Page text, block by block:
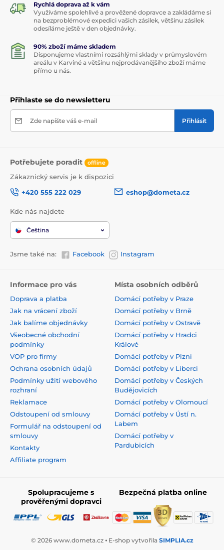
Rychlá doprava až k vám
Využíváme spolehlivé a prověžené dopravce a zakládáme si
na bezproblémové expedici vašich zásilek, většinu zásilek
odesíláme ještě v den objednávky.
90% zboží máme skladem
Disponujeme vlastními rozsáhlými sklady v průmyslovém
areálu v Karviné a většinu nejprodávanějšího zboží máme
přímo u nás.
Přihlaste se do newsletteru
Zde napište váš e-mail Přihlásit
Potřebujete poradit offline
Zákaznický servis je k dispozici
+420 555 222 029
eshop@dometa.cz
Kde nás najdete
Čeština
Jsme také na: Facebook Instagram
Informace pro vás
Doprava a platba
Jak na vrácení zboží
Jak balíme objednávky
Všeobecné obchodní
podmínky
VOP pro firmy
Ochrana osobních údajů
Podmínky užití webového
rozhraní
Reklamace
Odstoupení od smlouvy
Formulář na odstoupení od
smlouvy
Kontakty
Affiliate program
Místa osobních odběrů
Domácí potřeby v Praze
Domácí potřeby v Brně
Domácí potřeby v Ostravě
Domácí potřeby v Hradci
Králové
Domácí potřeby v Plzni
Domácí potřeby v Liberci
Domácí potřeby v Českých
Budějovicích
Domácí potřeby v Olomoucí
Domácí potřeby v Ústí n.
Labem
Domácí potřeby v
Pardubicích
Spolupracujeme s
prověřenými dopravci
Bezpečná platba online
© 2026 www.dometa.cz ⦁ E-shop vytvořila SIMPLIA.cz